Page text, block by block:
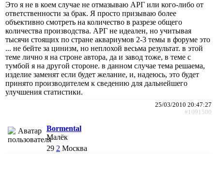
Это я не в коем случае не отмазываю АРГ или кого-либо от
ответственности за брак. Я просто призываю более
объективно смотреть на количество в разрезе общего
количества производства. АРГ не идеален, но учитывая
тысячи стоящих по стране аквариумов 2-3 темы в форуме это
... не бейте за цинизм, но неплохой весьма результат. в этой
теме лично я на строне автора, да и завод тоже, в теме с
тумбой я на другой стороне. в данном случае тема решаема,
изделие заменят если будет желание, и, надеюсь, это будет
принято производителем к сведению для дальнейшего
улучшения статистики.
25/03/2010 20:47:27
#1091500
Bormental
Малёк
29 2 Москва